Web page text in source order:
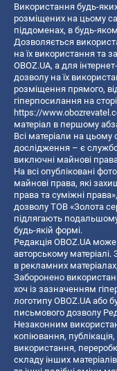
Використання будь-
розміщених на цьому
піддоменах, в будь-
Дозволяється
на їх використання та
OBOZ.UA, а для
дозволу на їх
розміщення прямого,
гіперпосилання на
https://
матеріал в першому
Всі матеріали на цьому
дослідження – є
виключні майнові
На всі опубліковані
майнові права, які
права та суміжні
дозволу ТОВ «Золота
підлягають
будь-якій формі.
Редакція OBOZ.UA
авторському матеріалі.
в рекламних
Заборонено
хоч із зазначенням
логотипу OBOZ.UA або
письмового дозволу
Незаконним
копiювання,
використання,
складу інших